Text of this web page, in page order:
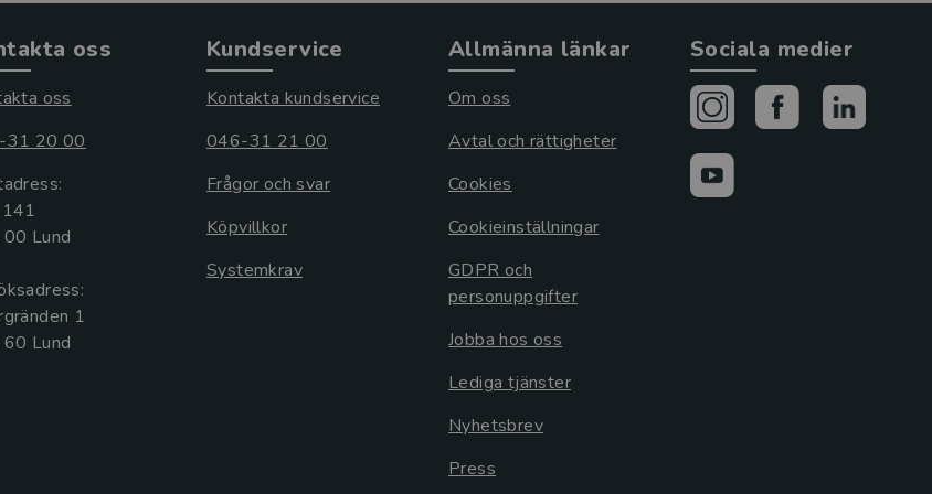
oss
oss
31 20 00
Lund
1
Kundservice
Kontakta kundservice
046-31 21 00
Frågor och svar
Köpvillkor
Systemkrav
Allmänna länkar
Om oss
Avtal och rättigheter
Cookies
Cookieinställningar
GDPR och
personuppgifter
Jobba hos oss
Lediga tjänster
Nyhetsbrev
Press
Sociala medier